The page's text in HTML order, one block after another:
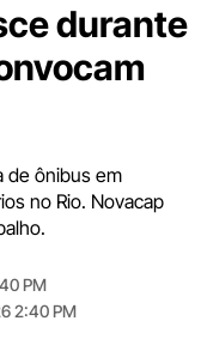
durante
de ônibus em
no Rio. Novacap
PM
2:40 PM